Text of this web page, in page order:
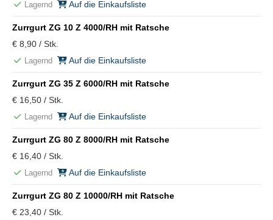
Lagernd Auf die Einkaufsliste
Zurrgurt ZG 10 Z 4000/RH mit Ratsche
€ 8,90 / Stk.
Lagernd Auf die Einkaufsliste
Zurrgurt ZG 35 Z 6000/RH mit Ratsche
€ 16,50 / Stk.
Lagernd Auf die Einkaufsliste
Zurrgurt ZG 80 Z 8000/RH mit Ratsche
€ 16,40 / Stk.
Lagernd Auf die Einkaufsliste
Zurrgurt ZG 80 Z 10000/RH mit Ratsche
€ 23,40 / Stk.